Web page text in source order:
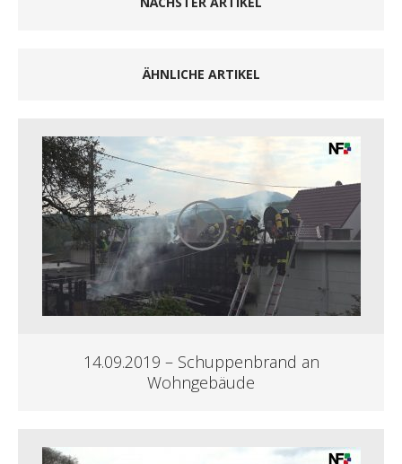
ÄHNLICHE ARTIKEL
14.09.2019 – Schuppenbrand an
Wohngebäude